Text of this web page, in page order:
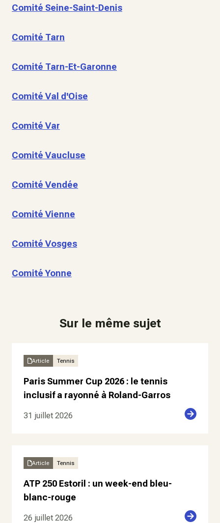
Comité Seine-Saint-Denis
Comité Tarn
Comité Tarn-Et-Garonne
Comité Val d'Oise
Comité Var
Comité Vaucluse
Comité Vendée
Comité Vienne
Comité Vosges
Comité Yonne
Sur le même sujet
Article Tennis
Paris Summer Cup 2026 : le tennis
inclusif a rayonné à Roland-Garros
31 juillet 2026
Article Tennis
ATP 250 Estoril : un week-end bleu-
blanc-rouge
26 juillet 2026